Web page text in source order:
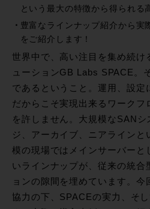
という最大の特徴から得られる
豊富なラインナップ紹介から実
をご紹介します！
世界中で、高い注目を集め続け
ューションGB Labs SPACE。
であるということ。運用、設定
だからこそ実現出来るワークフ
を許しません。大規模なSANシ
ジ、アーカイブ、ニアラインと
模の現場ではメインサーバーと
いラインナップが、従来の統合
ョンの隙間を埋めています。
協力の下、SPACEの実力、そ